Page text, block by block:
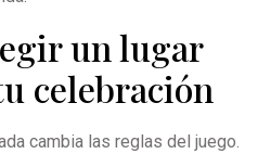
un lugar
celebración
cambia las reglas del juego.